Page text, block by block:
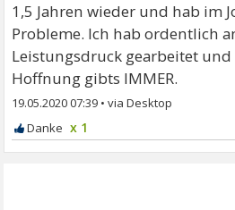
1,5 Jahren wieder und hab im
Probleme. Ich hab ordentlich
Leistungsdruck gearbeitet und
Hoffnung gibts IMMER.
19.05.2020 07:39 •
x 1